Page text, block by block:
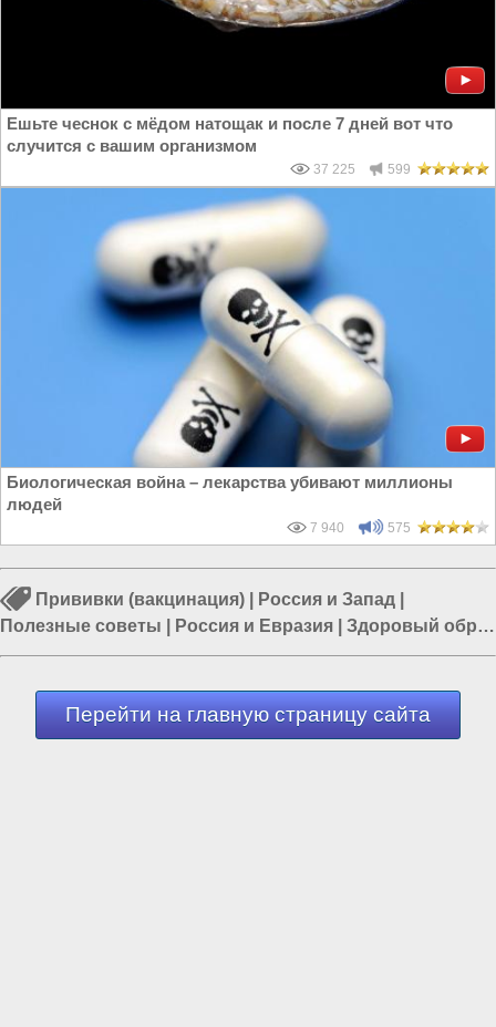
Ешьте чеснок с мёдом натощак и после 7 дней вот что
случится с вашим организмом
37 225 599
Биологическая война – лекарства убивают миллионы
людей
7 940 575
Прививки (вакцинация) Россия и Запад
Полезные советы
Россия и Евразия
Здоровый образ
жизни|Россия и США|Власть в РФ
Перейти на главную страницу сайта